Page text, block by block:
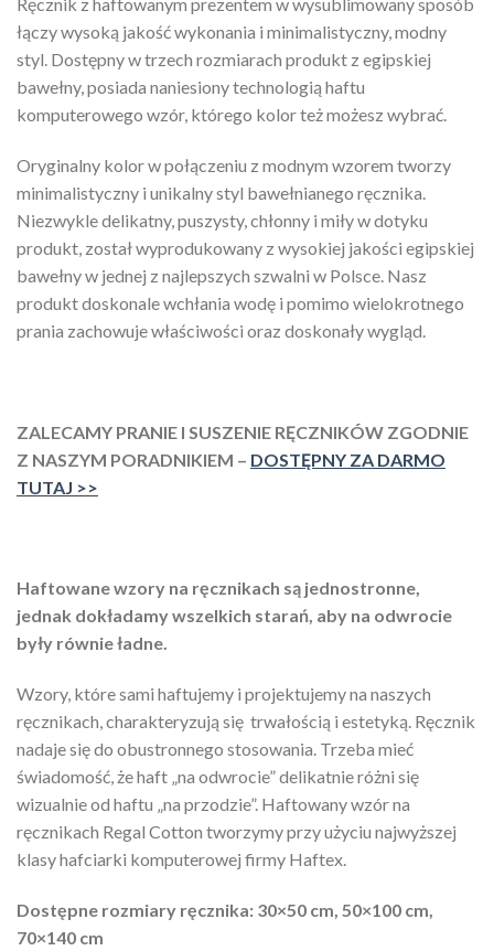
łączy wysoką jakość wykonania i minimalistyczny, modny
styl. Dostępny w trzech rozmiarach produkt z egipskiej
bawełny, posiada naniesiony technologią haftu
komputerowego wzór, którego kolor też możesz wybrać.
Oryginalny kolor w połączeniu z modnym wzorem tworzy
minimalistyczny i unikalny styl bawełnianego ręcznika.
Niezwykle delikatny, puszysty, chłonny i miły w dotyku
produkt, został wyprodukowany z wysokiej jakości egipskiej
bawełny w jednej z najlepszych szwalni w Polsce. Nasz
produkt doskonale wchłania wodę i pomimo wielokrotnego
prania zachowuje właściwości oraz doskonały wygląd.
ZALECAMY PRANIE I SUSZENIE RĘCZNIKÓW ZGODNIE
Z NASZYM PORADNIKIEM – DOSTĘPNY ZA DARMO
TUTAJ >>
Haftowane wzory na ręcznikach są jednostronne,
jednak dokładamy wszelkich starań, aby na odwrocie
były równie ładne.
Wzory, które sami haftujemy i projektujemy na naszych
ręcznikach, charakteryzują się trwałością i estetyką. Ręcznik
nadaje się do obustronnego stosowania. Trzeba mieć
świadomość, że haft „na odwrocie” delikatnie różni się
wizualnie od haftu „na przodzie”. Haftowany wzór na
ręcznikach Regal Cotton tworzymy przy użyciu najwyższej
klasy hafciarki komputerowej firmy Haftex.
Dostępne rozmiary ręcznika: 30×50 cm, 50×100 cm,
70×140 cm